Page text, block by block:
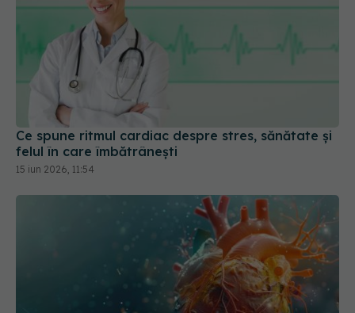
Ce spune ritmul cardiac despre stres, sănătate și
felul în care îmbătrânești
15 iun 2026, 11:54